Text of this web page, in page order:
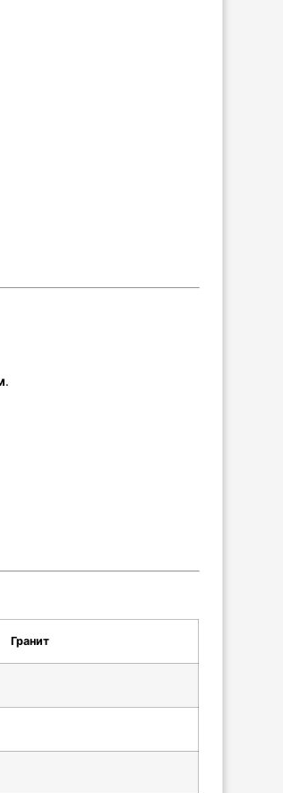
.
Гранит